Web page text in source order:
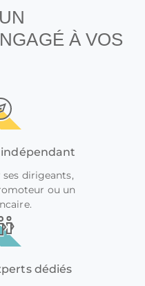
À VOS
indépendant
dirigeants,
ou un
dédiés